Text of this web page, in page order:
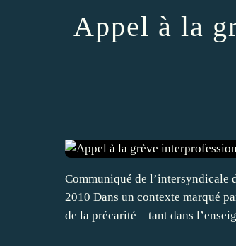
Appel à la
Communiqué de l’intersyndicale
2010 Dans un contexte marqué
de la précarité – tant dans